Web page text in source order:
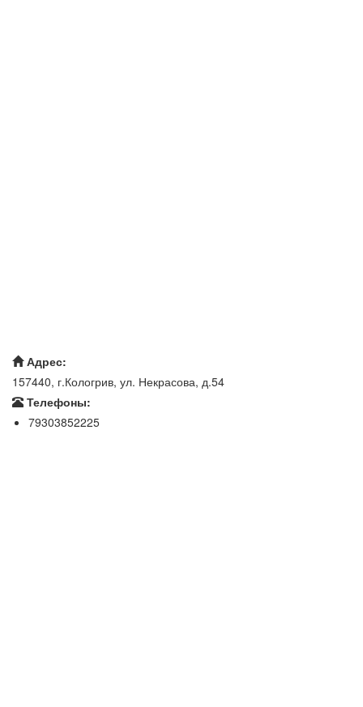
Адрес:
157440, г.Кологрив, ул. Некрасова, д.54
Телефоны:
79303852225